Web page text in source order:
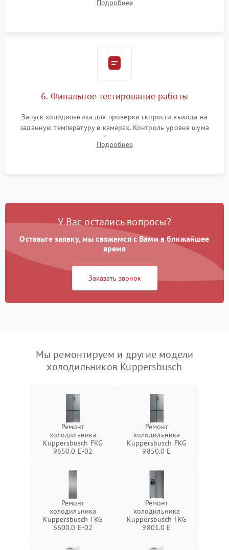
электронным весам. Контроль рабочего давления в системе.
Подробнее
6. Финальное тестирование работы
Запуск холодильника для проверки скорости выхода на
заданную температуру в камерах. Контроль уровня шума
компрессора, отсутствия обмерзания стенок и корректного
срабатывания системы автоматической оттайки.
Подробнее
У Вас остались вопросы?
Оставьте заявку, мы свяжемся с Вами в ближайшее
время
Заказать звонок
Мы ремонтируем и другие модели
холодильников Kuppersbusch
Ремонт
холодильника
Kuppersbusch FKG
9650.0 E-02
Ремонт
холодильника
Kuppersbusch FKG
9850.0 E
Ремонт
холодильника
Kuppersbusch FKG
6600.0 E-02
Ремонт
холодильника
Kuppersbusch FKG
9801.0 E